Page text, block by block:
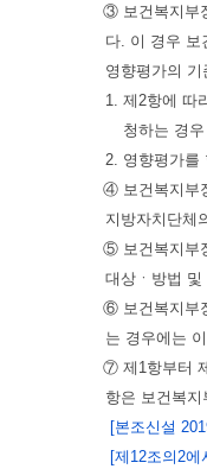
③ 보건복지부
다. 이 경우 보
영향평가의
1. 제2항에 따
청하는 경우
2. 영향평가를
④ 보건복지부
지방자치단체
⑤ 보건복지부
대상ㆍ방법
⑥ 보건복지부
는 경우에는
⑦ 제1항부터
항은 보건복
[본조신설
[제12조의2